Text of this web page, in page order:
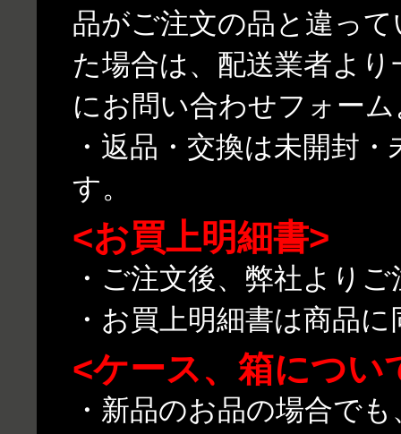
品がご注文の品と違っ
た場合は、配送業者よ
にお問い合わせフォー
・返品・交換は未開封
す。
<お買上明細書>
・ご注文後、弊社より
・お買上明細書は商品
<ケース、箱につい
・新品のお品の場合で